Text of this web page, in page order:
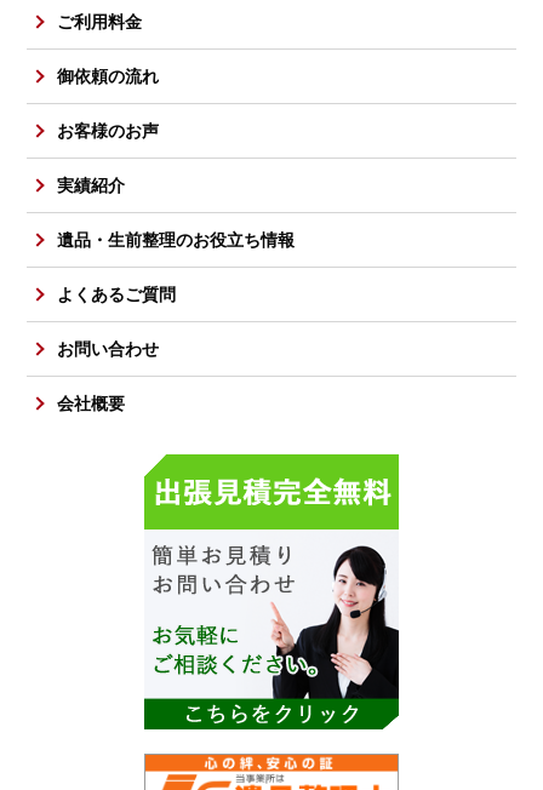
ご利用料金
御依頼の流れ
お客様のお声
実績紹介
遺品・生前整理のお役立ち情報
よくあるご質問
お問い合わせ
会社概要